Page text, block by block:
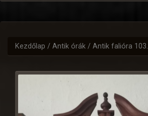
Kezdőlap / Antik órák / Antik falióra 103.